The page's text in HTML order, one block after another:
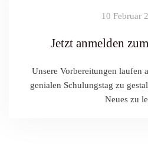
10 Februar
Jetzt anmelden
Unsere Vorbereitungen laufen
genialen Schulungstag zu
Neues zu